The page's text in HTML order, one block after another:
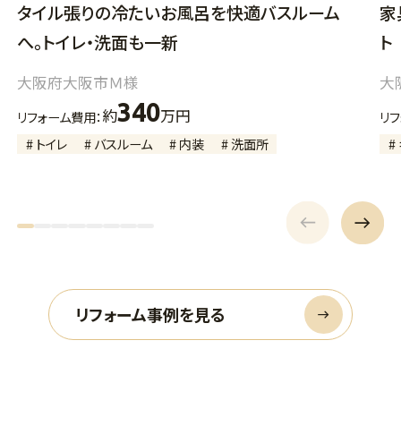
タイル張りの冷たいお風呂を快適バスルーム
へ。トイレ・洗面も一新
大阪府大阪市Ｍ様
リフォーム費用：約340万円
# トイレ # バスルーム # 内装 # 洗面所
家
ト
大
リ
#
リフォーム事例を見る